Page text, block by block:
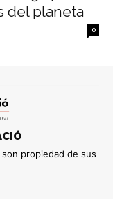
del planeta
0
propiedad de sus